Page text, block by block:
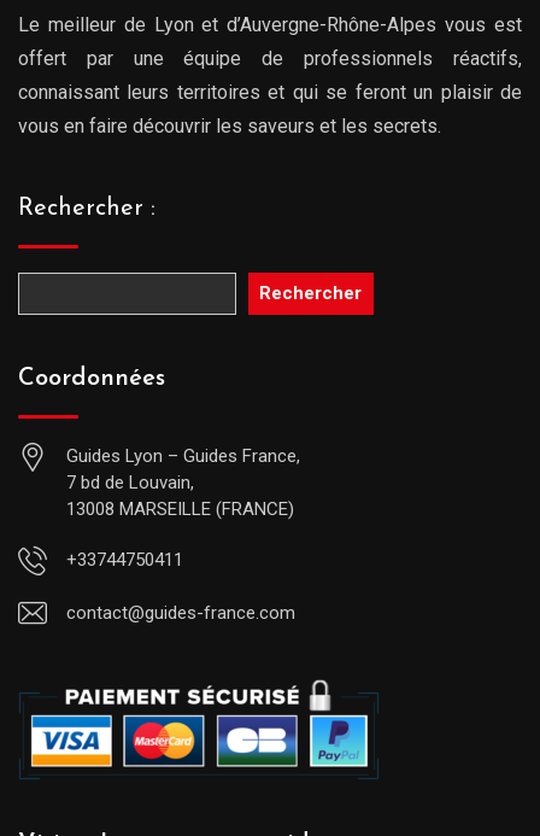
Le meilleur de Lyon et d’Auvergne-Rhône-Alpes vous est
offert par une équipe de professionnels réactifs,
connaissant leurs territoires et qui se feront un plaisir de
vous en faire découvrir les saveurs et les secrets.
Rechercher :
Rechercher
Coordonnées
Guides Lyon – Guides France,
7 bd de Louvain,
13008 MARSEILLE (FRANCE)
+33744750411
contact@guides-france.com